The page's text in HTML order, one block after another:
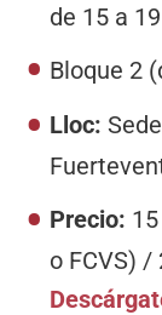
de 15 a
Bloque 2
Lloc:
Precio:
o FCVS) /